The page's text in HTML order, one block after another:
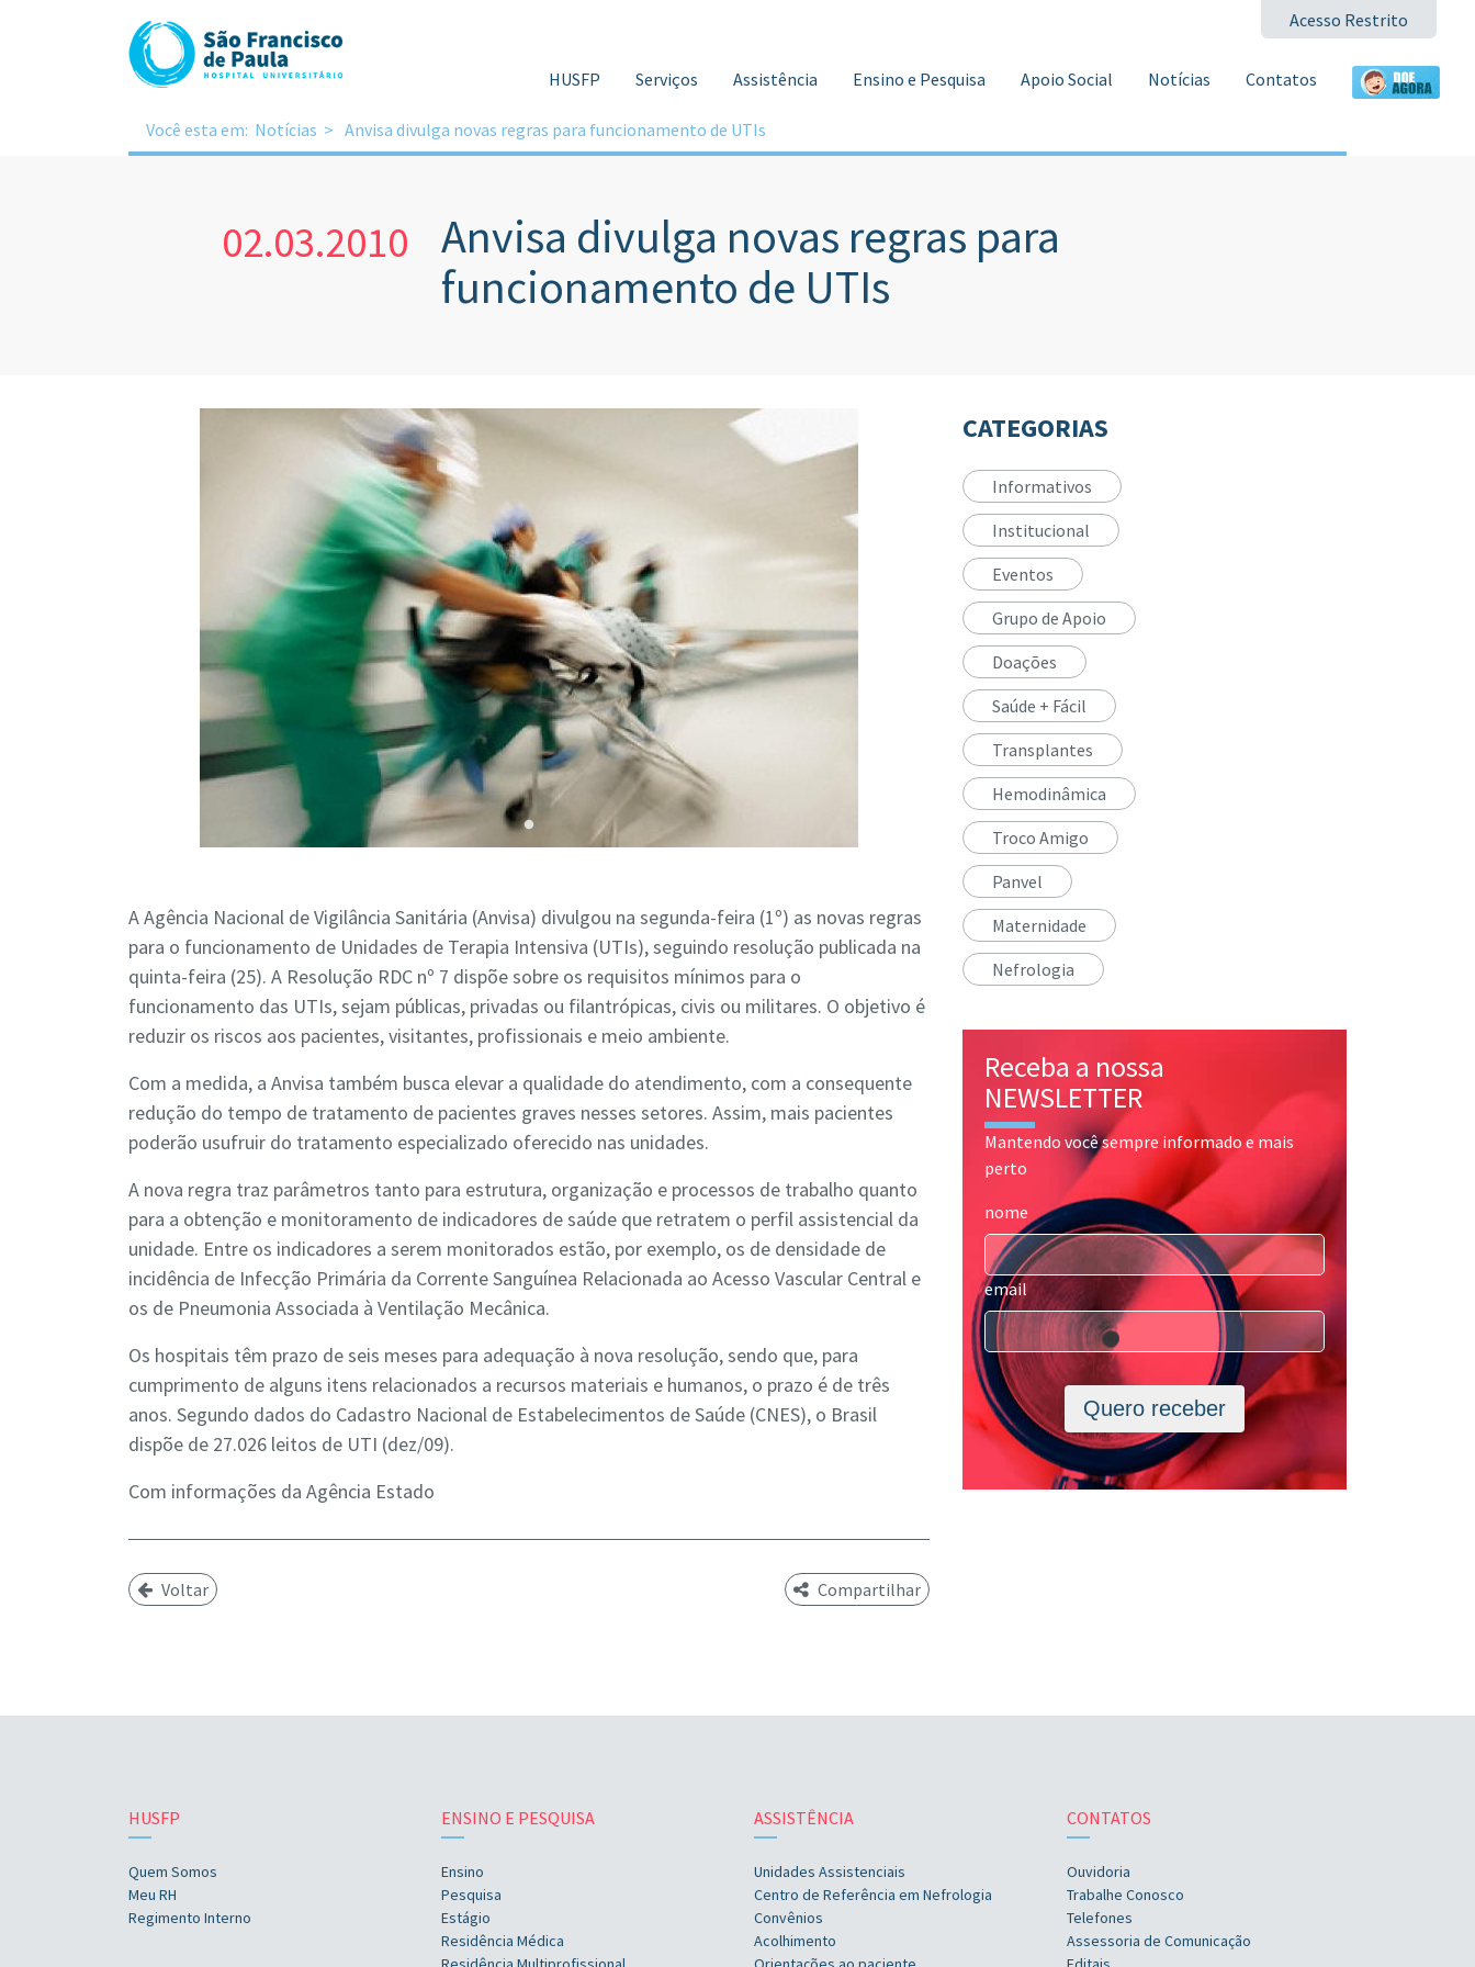
HUSFP Serviços Assistência Ensino e Pesquisa Apoio Social Notícias Contatos
Acesso Restrito
Você esta em: Notícias Anvisa divulga novas regras para funcionamento de UTIs
02.03.2010
Anvisa divulga novas regras para
funcionamento de UTIs
A Agência Nacional de Vigilância Sanitária (Anvisa) divulgou na segunda-feira (1º) as novas regras
para o funcionamento de Unidades de Terapia Intensiva (UTIs), seguindo resolução publicada na
quinta-feira (25). A Resolução RDC nº 7 dispõe sobre os requisitos mínimos para o
funcionamento das UTIs, sejam públicas, privadas ou filantrópicas, civis ou militares. O objetivo é
reduzir os riscos aos pacientes, visitantes, profissionais e meio ambiente.
Com a medida, a Anvisa também busca elevar a qualidade do atendimento, com a consequente
redução do tempo de tratamento de pacientes graves nesses setores. Assim, mais pacientes
poderão usufruir do tratamento especializado oferecido nas unidades.
A nova regra traz parâmetros tanto para estrutura, organização e processos de trabalho quanto
para a obtenção e monitoramento de indicadores de saúde que retratem o perfil assistencial da
unidade. Entre os indicadores a serem monitorados estão, por exemplo, os de densidade de
incidência de Infecção Primária da Corrente Sanguínea Relacionada ao Acesso Vascular Central e
os de Pneumonia Associada à Ventilação Mecânica.
Os hospitais têm prazo de seis meses para adequação à nova resolução, sendo que, para
cumprimento de alguns itens relacionados a recursos materiais e humanos, o prazo é de três
anos. Segundo dados do Cadastro Nacional de Estabelecimentos de Saúde (CNES), o Brasil
dispõe de 27.026 leitos de UTI (dez/09).
Com informações da Agência Estado
Voltar Compartilhar
CATEGORIAS
Informativos
Institucional
Eventos
Grupo de Apoio
Doações
Saúde + Fácil
Transplantes
Hemodinâmica
Troco Amigo
Panvel
Maternidade
Nefrologia
Receba a nossa
NEWSLETTER
Mantendo você sempre informado e mais
perto
nome
email
Quero receber
HUSFP
Quem Somos
Meu RH
Regimento Interno
ENSINO E PESQUISA
Ensino
Pesquisa
Estágio
Residência Médica
ASSISTÊNCIA
Unidades Assistenciais
Centro de Referência em Nefrologia
Convênios
Acolhimento
CONTATOS
Ouvidoria
Trabalhe Conosco
Telefones
Assessoria de Comunicação